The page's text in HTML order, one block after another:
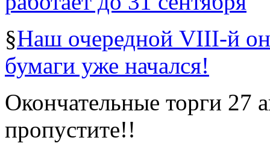
§Наш очередной VIII-й
бумаги уже начался!
Окончательные торги 27
пропустите!!